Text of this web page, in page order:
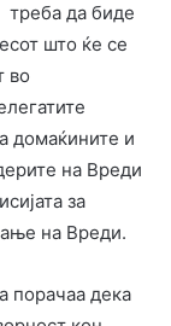
треба да биде
што ќе се
во
домаќините и
на Вреди
за
на Вреди.
порачаа дека